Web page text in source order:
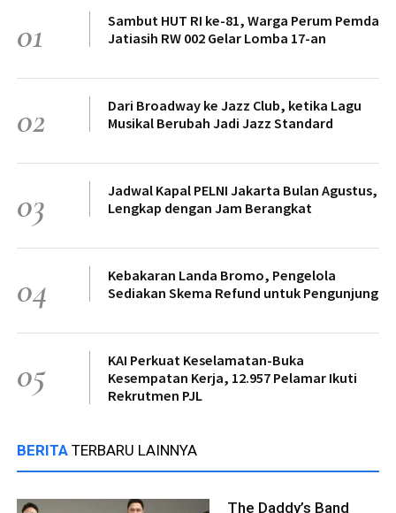
01
Sambut HUT RI ke-81, Warga Perum Pemda
Jatiasih RW 002 Gelar Lomba 17-an
02
Dari Broadway ke Jazz Club, ketika Lagu
Musikal Berubah Jadi Jazz Standard
03
Jadwal Kapal PELNI Jakarta Bulan Agustus,
Lengkap dengan Jam Berangkat
04
Kebakaran Landa Bromo, Pengelola
Sediakan Skema Refund untuk Pengunjung
05
KAI Perkuat Keselamatan-Buka
Kesempatan Kerja, 12.957 Pelamar Ikuti
Rekrutmen PJL
BERITA TERBARU LAINNYA
The Daddy’s Band